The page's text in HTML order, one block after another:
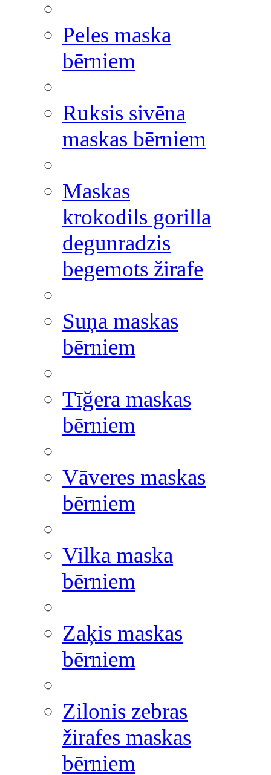
Peles maska
bērniem
Ruksis sivēna
maskas bērniem
Maskas
krokodils gorilla
degunradzis
begemots žirafe
Suņa maskas
bērniem
Tīğera maskas
bērniem
Vāveres maskas
bērniem
Vilka maska
bērniem
Zaķis maskas
bērniem
Zilonis zebras
žirafes maskas
bērniem